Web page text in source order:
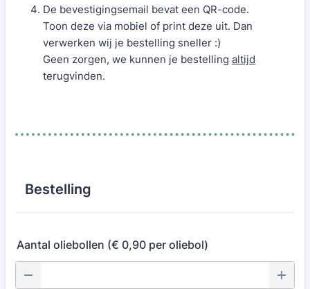
De bevestigingsemail bevat een QR-code.
Toon deze via mobiel of print deze uit. Dan
verwerken wij je bestelling sneller :)
Geen zorgen, we kunnen je bestelling altijd
terugvinden.
Bestelling
Aantal oliebollen (€ 0,90 per oliebol)